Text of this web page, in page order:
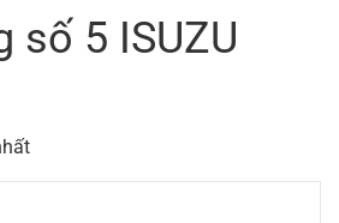
số 5 ISUZU